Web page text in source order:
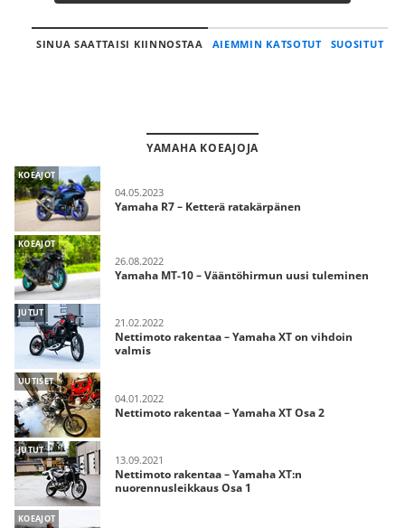
SINUA SAATTAISI KIINNOSTAA AIEMMIN KATSOTUT SUOSITUT
YAMAHA KOEAJOJA
KOEAJOT
04.05.2023
Yamaha R7 – Ketterä ratakärpänen
KOEAJOT
26.08.2022
Yamaha MT-10 – Vääntöhirmun uusi tuleminen
JUTUT
21.02.2022
Nettimoto rakentaa – Yamaha XT on vihdoin
valmis
UUTISET
04.01.2022
Nettimoto rakentaa – Yamaha XT Osa 2
JUTUT
13.09.2021
Nettimoto rakentaa – Yamaha XT:n
nuorennusleikkaus Osa 1
KOEAJOT